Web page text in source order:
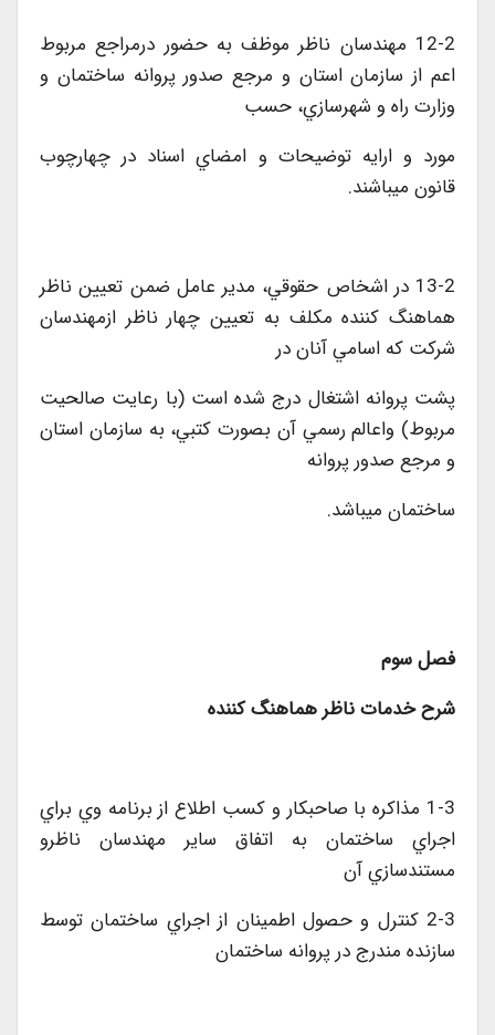
12-2 مهندسان ناظر موظف به حضور درمراجع مربوط
اعم از سازمان استان و مرجع صدور پروانه ساختمان و
وزارت راه و شهرسازي، حسب
مورد و ارايه توضيحات و امضاي اسناد در چهارچوب
قانون ميباشند.
13-2 در اشخاص حقوقي، مدير عامل ضمن تعيين ناظر
هماهنگ کننده مکلف به تعيين چهار ناظر ازمهندسان
شرکت که اسامي آنان در
پشت پروانه اشتغال درج شده است (با رعايت صالحيت
مربوط) واعالم رسمي آن بصورت کتبي، به سازمان استان
و مرجع صدور پروانه
ساختمان ميباشد.
فصل سوم
شرح خدمات ناظر هماهنگ كننده
1-3 مذاکره با صاحبکار و کسب اطلاع از برنامه وي براي
اجراي ساختمان به اتفاق ساير مهندسان ناظرو
مستندسازي آن
2-3 کنترل و حصول اطمينان از اجراي ساختمان توسط
سازنده مندرج در پروانه ساختمان